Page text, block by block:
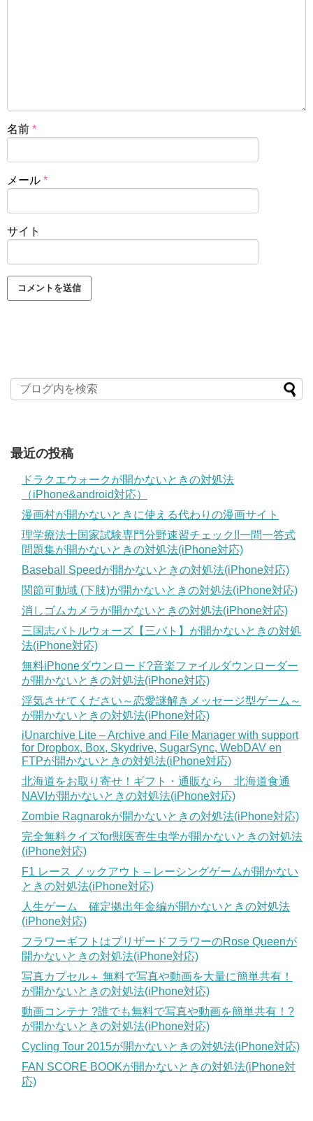
名前 *
メール *
サイト
最近の投稿
ドラクエウォークが開かないときの対処法
（iPhone&android対応）
漫画村が開かないときに使える代わりの漫画サイト
理学療法士国家試験専門分野速習チェック!!一問一答式
問題集が開かないときの対処法(iPhone対応)
Baseball Speedが開かないときの対処法(iPhone対応)
関節可動域 (下肢)が開かないときの対処法(iPhone対応)
消しゴムカメラが開かないときの対処法(iPhone対応)
三国志バトルウォーズ【三バト】が開かないときの対処
法(iPhone対応)
無料iPhoneダウンロード?音楽ファイルダウンローダー
が開かないときの対処法(iPhone対応)
浮気させてください～恋愛謎解きメッセージ型ゲーム～
が開かないときの対処法(iPhone対応)
iUnarchive Lite – Archive and File Manager with support
for Dropbox, Box, Skydrive, SugarSync, WebDAV en
FTPが開かないときの対処法(iPhone対応)
北海道をお取り寄せ！ギフト・通販なら 北海道食通
NAVIが開かないときの対処法(iPhone対応)
Zombie Ragnarokが開かないときの対処法(iPhone対応)
完全無料クイズfor獣医寄生虫学が開かないときの対処法
(iPhone対応)
F1 レース ノックアウト – レーシングゲームが開かない
ときの対処法(iPhone対応)
人生ゲーム 確定拠出年金編が開かないときの対処法
(iPhone対応)
フラワーギフトはプリザードフラワーのRose Queenが
開かないときの対処法(iPhone対応)
写真カプセル＋ 無料で写真や動画を大量に簡単共有！
が開かないときの対処法(iPhone対応)
動画コンテナ ?誰でも無料で写真や動画を簡単共有！?
が開かないときの対処法(iPhone対応)
Cycling Tour 2015が開かないときの対処法(iPhone対応)
FAN SCORE BOOKが開かないときの対処法(iPhone対
応)